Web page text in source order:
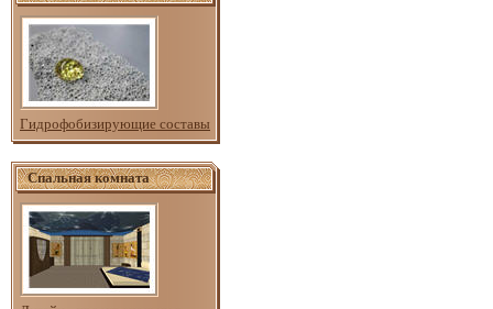
Гидрофобизирующие составы
Спальная комната